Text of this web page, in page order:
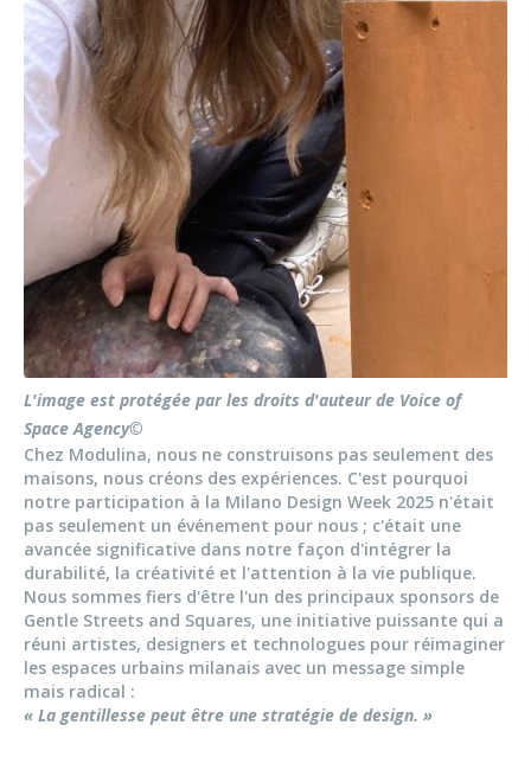
L'image est protégée par les droits d'auteur de Voice of
Space Agency©
Chez Modulina, nous ne construisons pas seulement des
maisons, nous créons des expériences. C'est pourquoi
notre participation à la Milano Design Week 2025 n'était
pas seulement un événement pour nous ; c'était une
avancée significative dans notre façon d'intégrer la
durabilité, la créativité et l'attention à la vie publique.
Nous sommes fiers d'être l'un des principaux sponsors de
Gentle Streets and Squares, une initiative puissante qui a
réuni artistes, designers et technologues pour réimaginer
les espaces urbains milanais avec un message simple
mais radical :
« La gentillesse peut être une stratégie de design. »